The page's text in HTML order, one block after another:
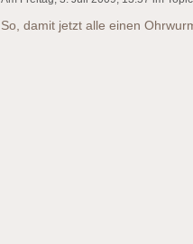
So, damit jetzt alle einen